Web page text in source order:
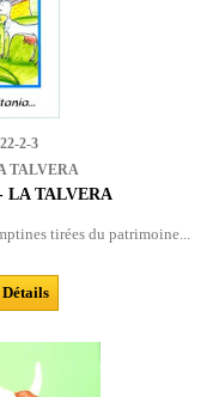
2-3
TALVERA
LA TALVERA
tirées du patrimoine...
Détails